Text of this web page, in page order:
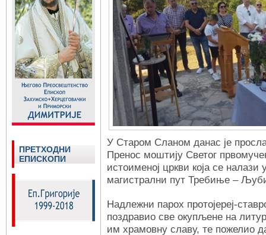
У Старом Сланом данас је
Пренос моштију Светог
истоименој цркви која се
магистрални пут Требиње –
Надлежни парох протојереј-
поздравио све окупљене на
им храмовну славу, те пожелио
ПРЕТХОДНИ
ЕПИСКОПИ